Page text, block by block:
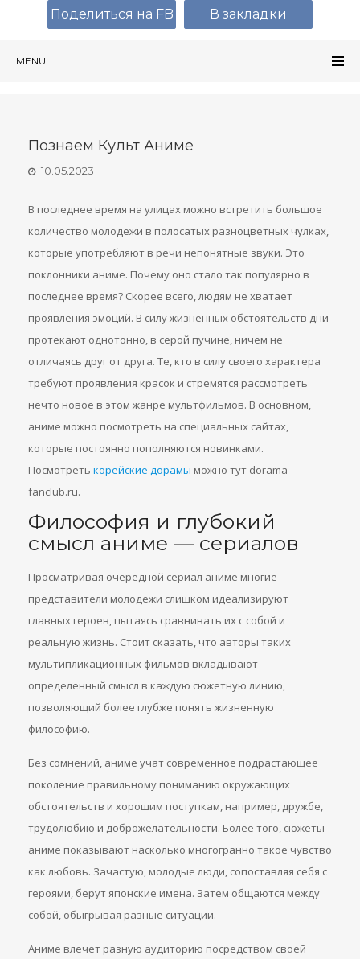
MENU
Познаем Культ Аниме
10.05.2023
В последнее время на улицах можно встретить большое
количество молодежи в полосатых разноцветных чулках,
которые употребляют в речи непонятные звуки. Это
поклонники аниме. Почему оно стало так популярно в
последнее время? Скорее всего, людям не хватает
проявления эмоций. В силу жизненных обстоятельств дни
протекают однотонно, в серой пучине, ничем не
отличаясь друг от друга. Те, кто в силу своего характера
требуют проявления красок и стремятся рассмотреть
нечто новое в этом жанре мультфильмов. В основном,
аниме можно посмотреть на специальных сайтах,
которые постоянно пополняются новинками.
Посмотреть корейские дорамы можно тут dorama-
fanclub.ru.
Философия и глубокий
смысл аниме — сериалов
Просматривая очередной сериал аниме многие
представители молодежи слишком идеализируют
главных героев, пытаясь сравнивать их с собой и
реальную жизнь. Стоит сказать, что авторы таких
мультипликационных фильмов вкладывают
определенный смысл в каждую сюжетную линию,
позволяющий более глубже понять жизненную
философию.
Без сомнений, аниме учат современное подрастающее
поколение правильному пониманию окружающих
обстоятельств и хорошим поступкам, например, дружбе,
трудолюбию и доброжелательности. Более того, сюжеты
аниме показывают насколько многогранно такое чувство
как любовь. Зачастую, молодые люди, сопоставляя себя с
героями, берут японские имена. Затем общаются между
собой, обыгрывая разные ситуации.
Аниме влечет разную аудиторию посредством своей
Поделиться на FB В закладки